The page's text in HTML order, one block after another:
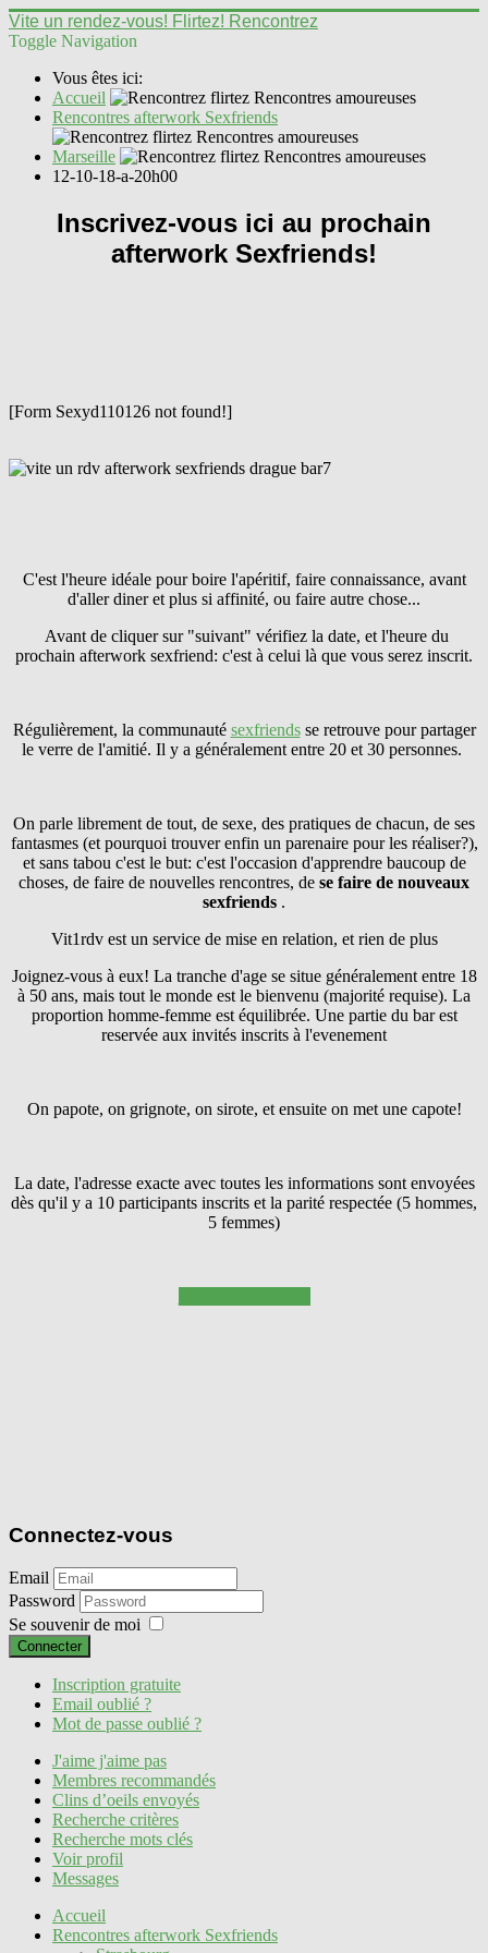
Vite un rendez-vous! Flirtez! Rencontrez
Toggle Navigation
Vous êtes ici:
Accueil
Rencontres afterwork Sexfriends
Marseille
12-10-18-a-20h00
Inscrivez-vous ici au prochain
afterwork Sexfriends!
[Form Sexyd110126 not found!]
C'est l'heure idéale pour boire l'apéritif, faire connaissance, avant
d'aller diner et plus si affinité, ou faire autre chose...
Avant de cliquer sur "suivant" vérifiez la date, et l'heure du
prochain afterwork sexfriend: c'est à celui là que vous serez inscrit.
Régulièrement, la communauté sexfriendsse retrouve pour partager
le verre de l'amitié. Il y a généralement entre 20 et 30 personnes.
On parle librement de tout, de sexe, des pratiques de chacun, de ses
fantasmes (et pourquoi trouver enfin un parenaire pour les réaliser?),
et sans tabou c'est le but: c'est l'occasion d'apprendre baucoup de
choses, de faire de nouvelles rencontres, de se faire de nouveaux
sexfriends .
Vit1rdv est un service de mise en relation, et rien de plus
Joignez-vous à eux! La tranche d'age se situe généralement entre 18
à 50 ans, mais tout le monde est le bienvenu (majorité requise). La
proportion homme-femme est équilibrée. Une partie du bar est
reservée aux invités inscrits à l'evenement
On papote, on grignote, on sirote, et ensuite on met une capote!
La date, l'adresse exacte avec toutes les informations sont envoyées
dès qu'il y a 10 participants inscrits et la parité respectée (5 hommes,
5 femmes)
Connectez-vous
Email
Password
Se souvenir de moi
Connecter
Inscription gratuite
Email oublié ?
Mot de passe oublié ?
J'aime j'aime pas
Membres recommandés
Clins d’oeils envoyés
Recherche critères
Recherche mots clés
Voir profil
Messages
Accueil
Rencontres afterwork Sexfriends